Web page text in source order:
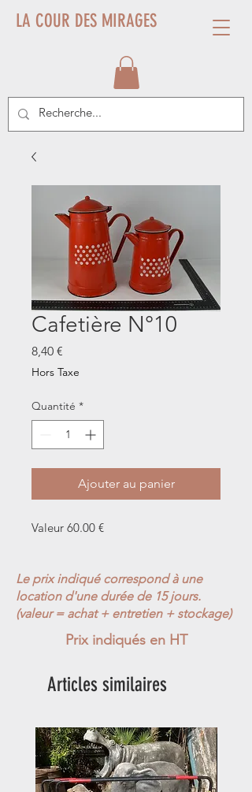
LA COUR DES MIRAGES
Cafetière N°10
8,40 €
Hors Taxe
Quantité *
Ajouter au panier
Valeur 60.00 €
Le prix indiqué correspond à une
location d'une durée de 15 jours.
(valeur = achat + entretien + stockage)
Prix indiqués en HT
Articles similaires